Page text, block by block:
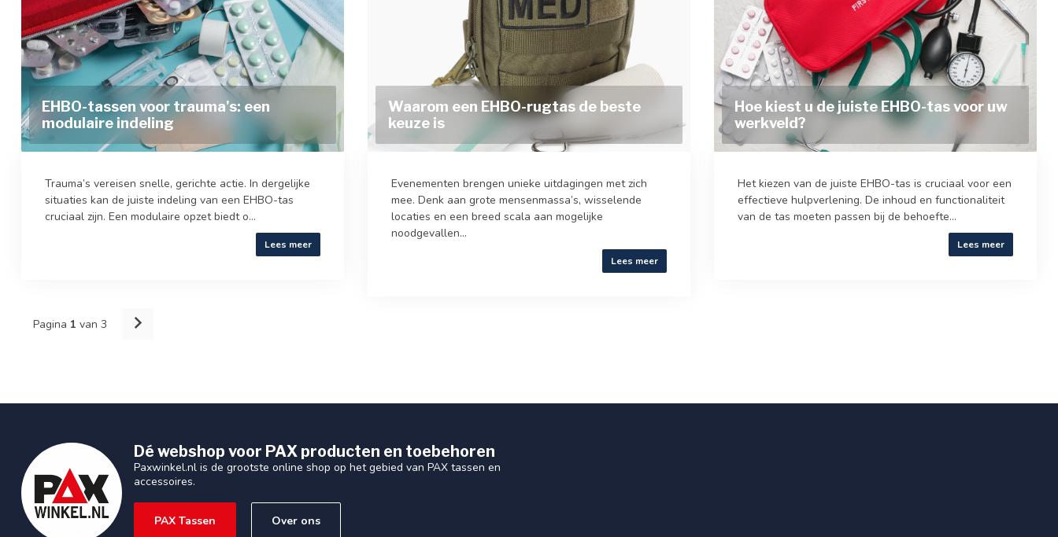
EHBO-tassen voor trauma's: een
modulaire indeling
Trauma’s vereisen snelle, gerichte actie. In dergelijke
situaties kan de juiste indeling van een EHBO-tas
cruciaal zijn. Een modulaire opzet biedt o...
Lees meer
Waarom een EHBO-rugtas de beste
keuze is
Evenementen brengen unieke uitdagingen met zich
mee. Denk aan grote mensenmassa’s, wisselende
locaties en een breed scala aan mogelijke
noodgevallen...
Lees meer
Hoe kiest u de juiste EHBO-tas voor uw
werkveld?
Het kiezen van de juiste EHBO-tas is cruciaal voor een
effectieve hulpverlening. De inhoud en functionaliteit
van de tas moeten passen bij de behoefte...
Lees meer
Pagina 1 van 3
Dé webshop voor PAX producten en toebehoren
Paxwinkel.nl is de grootste online shop op het gebied van PAX tassen en
accessoires.
PAX Tassen Over ons